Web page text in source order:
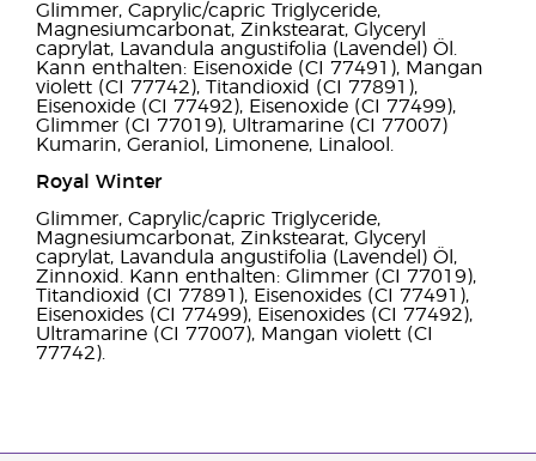
Glimmer, Caprylic/capric Triglyceride,
Magnesiumcarbonat, Zinkstearat, Glyceryl
caprylat, Lavandula angustifolia (Lavendel) Öl.
Kann enthalten: Eisenoxide (CI 77491), Mangan
violett (CI 77742), Titandioxid (CI 77891),
Eisenoxide (CI 77492), Eisenoxide (CI 77499),
Glimmer (CI 77019), Ultramarine (CI 77007)
Kumarin, Geraniol, Limonene, Linalool.
Royal Winter
Glimmer, Caprylic/capric Triglyceride,
Magnesiumcarbonat, Zinkstearat, Glyceryl
caprylat, Lavandula angustifolia (Lavendel) Öl,
Zinnoxid. Kann enthalten: Glimmer (CI 77019),
Titandioxid (CI 77891), Eisenoxides (CI 77491),
Eisenoxides (CI 77499), Eisenoxides (CI 77492),
Ultramarine (CI 77007), Mangan violett (CI
77742).